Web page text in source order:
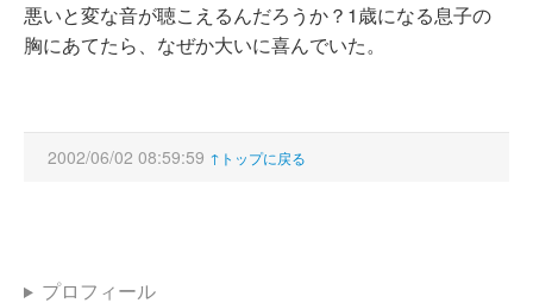
悪いと変な音が聴こえるんだろうか？1歳になる息子の
胸にあてたら、なぜか大いに喜んでいた。
2002/06/02 08:59:59 ↑トップに戻る
プロフィール